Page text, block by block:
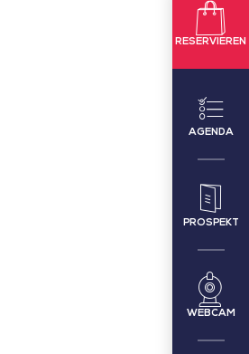
RESERVIEREN
AGENDA
PROSPEKT
WEBCAM